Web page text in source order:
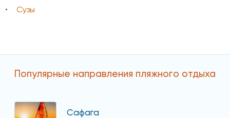
Сузы
Популярные направления пляжного отдыха
Сафага